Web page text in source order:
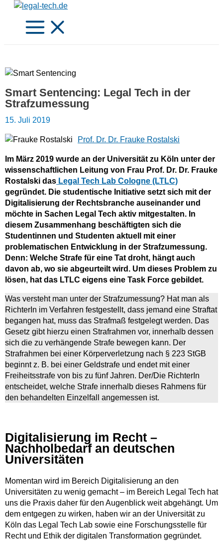
Zum
springen
Smart Sentencing: Legal Tech in der
Strafzumessung
15. Juli 2019
Prof. Dr. Dr. Frauke Rostalski
Im März 2019 wurde an der Universität zu Köln unter der
wissenschaftlichen Leitung von Frau Prof. Dr. Dr. Frauke
Rostalski das Legal Tech Lab Cologne (LTLC)
gegründet. Die studentische Initiative setzt sich mit der
Digitalisierung der Rechtsbranche auseinander und
möchte in Sachen Legal Tech aktiv mitgestalten. In
diesem Zusammenhang beschäftigten sich die
Studentinnen und Studenten aktuell mit einer
problematischen Entwicklung in der Strafzumessung.
Denn: Welche Strafe für eine Tat droht, hängt auch
davon ab, wo sie abgeurteilt wird. Um dieses Problem zu
lösen, hat das LTLC eigens eine Task Force gebildet.
Was versteht man unter der Strafzumessung? Hat man als
RichterIn im Verfahren festgestellt, dass jemand eine Straftat
begangen hat, muss das Strafmaß festgelegt werden. Das
Gesetz gibt hierzu einen Strafrahmen vor, innerhalb dessen
sich die zu verhängende Strafe bewegen kann. Der
Strafrahmen bei einer Körperverletzung nach § 223 StGB
beginnt z. B. bei einer Geldstrafe und endet mit einer
Freiheitsstrafe von bis zu fünf Jahren. Der/Die RichterIn
entscheidet, welche Strafe innerhalb dieses Rahmens für
den behandelten Einzelfall angemessen ist.
Digitalisierung im Recht –
Nachholbedarf an deutschen
Universitäten
Momentan wird im Bereich Digitalisierung an den
Universitäten zu wenig gemacht – im Bereich Legal Tech hat
uns die Praxis daher für den Augenblick weit abgehängt. Um
dem entgegen zu wirken, haben wir an der Universität zu
Köln das Legal Tech Lab sowie eine Forschungsstelle für
Recht und Ethik der digitalen Transformation gegründet.